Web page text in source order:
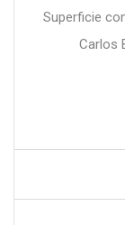
Superficie
Carlos